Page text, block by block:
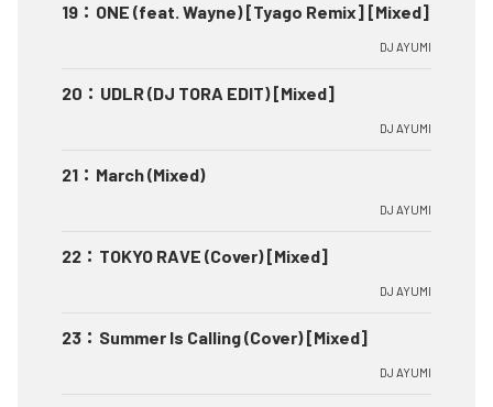
19 ： ONE (feat. Wayne) [Tyago Remix] [Mixed]
DJ AYUMI
20 ： UDLR (DJ TORA EDIT) [Mixed]
DJ AYUMI
21 ： March (Mixed)
DJ AYUMI
22 ： TOKYO RAVE (Cover) [Mixed]
DJ AYUMI
23 ： Summer Is Calling (Cover) [Mixed]
DJ AYUMI